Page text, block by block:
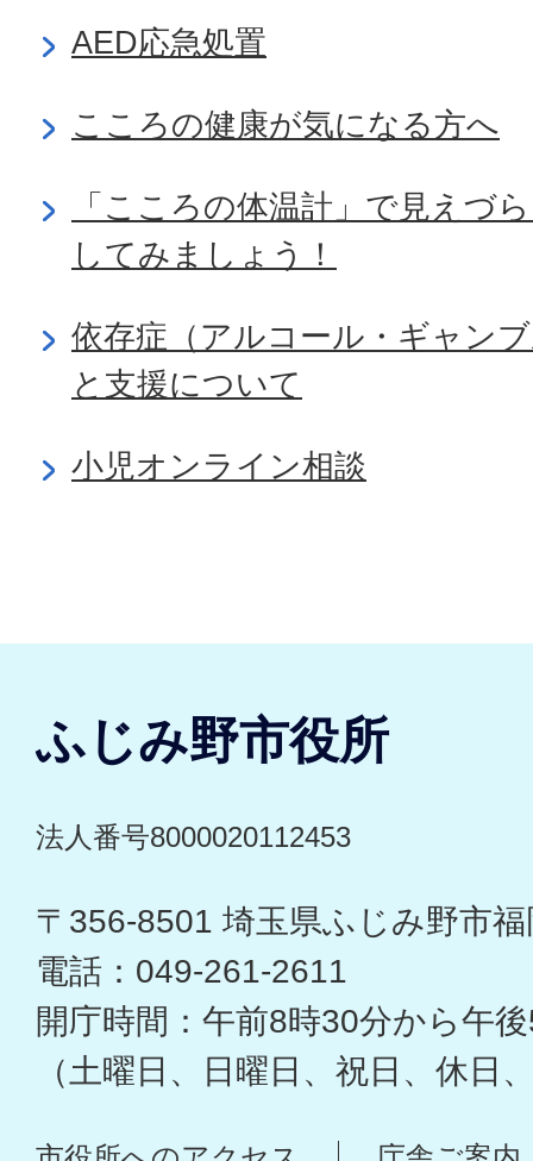
AED応急処置
こころの健康が気になる方へ
「こころの体温計」で見えづ
してみましょう！
依存症（アルコール・ギャン
と支援について
小児オンライン相談
ふじみ野市役所
法人番号8000020112453
〒356-8501 埼玉県ふじみ野市
電話：049-261-2611
開庁時間：午前8時30分から午
（土曜日、日曜日、祝日、休日